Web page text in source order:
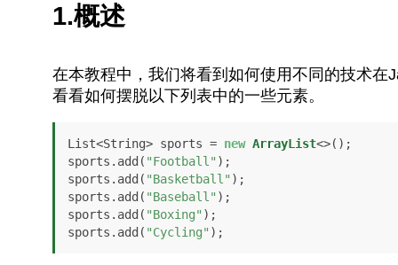
1.概述
在本教程中，我们将看到如何使用不同的技术在
看看如何摆脱以下列表中的一些元素。
List<String> sports = new ArrayList<>();
sports.add( "Football" );
sports.add( "Basketball" );
sports.add( "Baseball" );
sports.add( "Boxing" );
sports.add( "Cycling" );